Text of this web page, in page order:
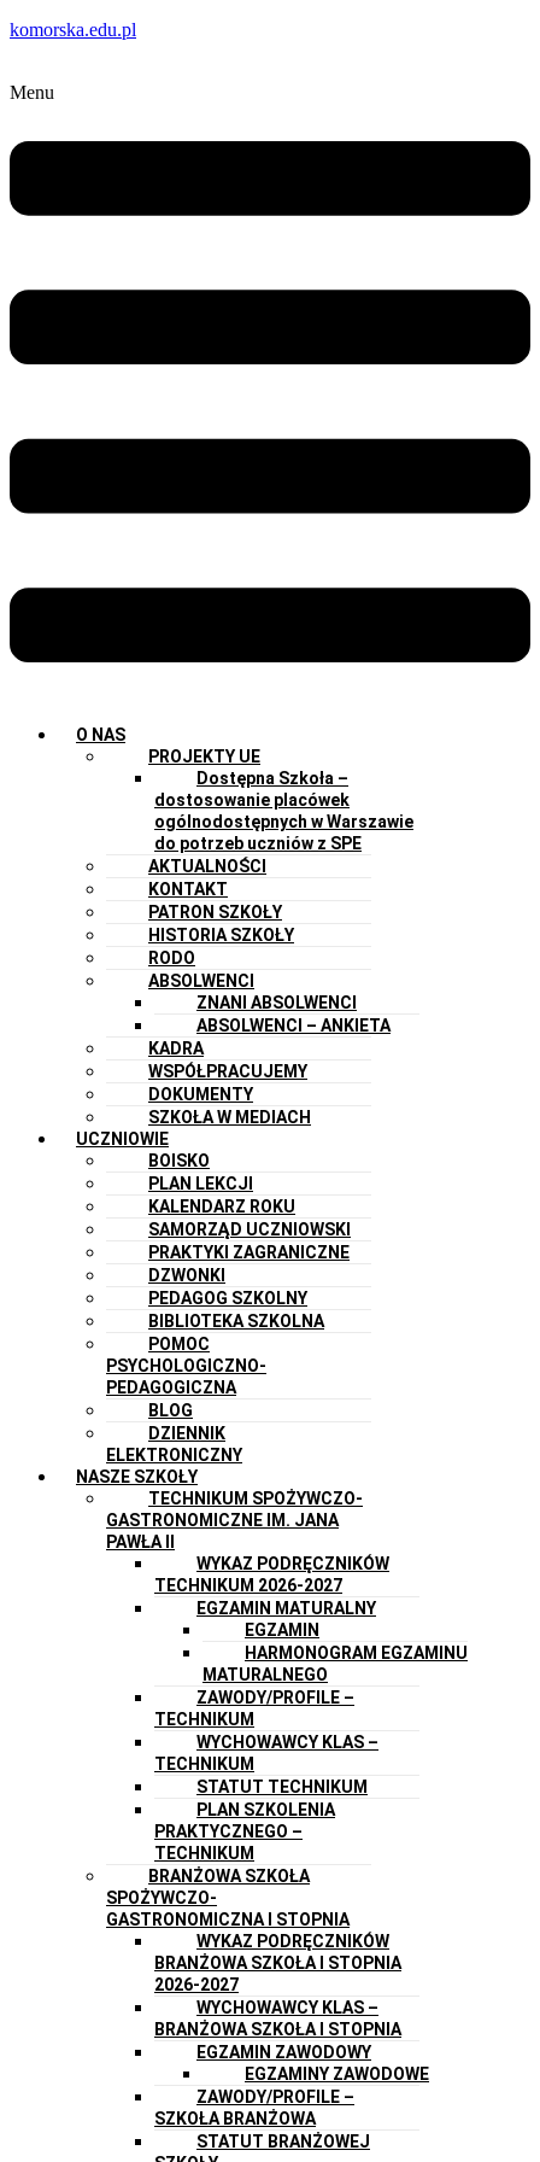
komorska.edu.pl
Menu
O NAS
PROJEKTY UE
Dostępna Szkoła –
dostosowanie placówek
ogólnodostępnych w Warszawie
do potrzeb uczniów z SPE
AKTUALNOŚCI
KONTAKT
PATRON SZKOŁY
HISTORIA SZKOŁY
RODO
ABSOLWENCI
ZNANI ABSOLWENCI
ABSOLWENCI – ANKIETA
KADRA
WSPÓŁPRACUJEMY
DOKUMENTY
SZKOŁA W MEDIACH
UCZNIOWIE
BOISKO
PLAN LEKCJI
KALENDARZ ROKU
SAMORZĄD UCZNIOWSKI
PRAKTYKI ZAGRANICZNE
DZWONKI
PEDAGOG SZKOLNY
BIBLIOTEKA SZKOLNA
POMOC
PSYCHOLOGICZNO-
PEDAGOGICZNA
BLOG
DZIENNIK
ELEKTRONICZNY
NASZE SZKOŁY
TECHNIKUM SPOŻYWCZO-
GASTRONOMICZNE IM. JANA
PAWŁA II
WYKAZ PODRĘCZNIKÓW
TECHNIKUM 2026-2027
EGZAMIN MATURALNY
EGZAMIN
HARMONOGRAM EGZAMINU
MATURALNEGO
ZAWODY/PROFILE –
TECHNIKUM
WYCHOWAWCY KLAS –
TECHNIKUM
STATUT TECHNIKUM
PLAN SZKOLENIA
PRAKTYCZNEGO –
TECHNIKUM
BRANŻOWA SZKOŁA
SPOŻYWCZO-
GASTRONOMICZNA I STOPNIA
WYKAZ PODRĘCZNIKÓW
BRANŻOWA SZKOŁA I STOPNIA
2026-2027
WYCHOWAWCY KLAS –
BRANŻOWA SZKOŁA I STOPNIA
EGZAMIN ZAWODOWY
EGZAMINY ZAWODOWE
ZAWODY/PROFILE –
SZKOŁA BRANŻOWA
STATUT BRANŻOWEJ